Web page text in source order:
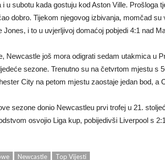
u subotu kada gostuju kod Aston Ville. Prošloga
dobro. Tijekom njegovog izbivanja, momčad
Jones, i to u uvjerljivoj domaćoj pobjedi 4:1 nad
Newcastle još mora odigrati sedam utakmica u
sezone. Trenutno su na četvrtom mjestu s
City na petom mjestu zaostaje jedan bod, a
sezone donio Newcastleu prvi trofej u 21.
osvojio Liga kup, pobijedivši Liverpool s
Newcastle Top Vijesti